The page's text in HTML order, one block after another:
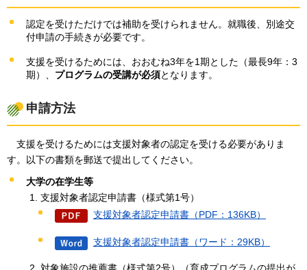
認定を受けただけでは補助を受けられません。就職後、別途交
付申請の手続きが必要です。
支援を受けるためには、おおむね3年を1期とした（最長9年：3
期）、 プログラムの受講が必須となります。
申請方法
支援を受けるためには支援対象者の認定を受ける必要がありま
す。以下の書類を郵送で提出してください。
大学の在学生等
支援対象者認定申請書（様式第1号）
支援対象者認定申請書（PDF：136KB）
支援対象者認定申請書（ワード：29KB）
対象施設の推薦書（様式第2号）（育成プログラムの提出が